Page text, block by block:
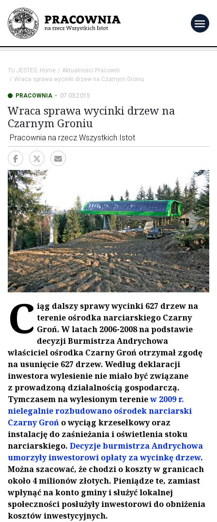
menu
TU JESTEŚ: Home
Aktualności Pracowni
Wraca sprawa wycinki drzew na Czarnym Groniu
PRACOWNIA 07.03.2015
Wraca sprawa wycinki drzew na
Czarnym Groniu
Pracownia na rzecz Wszystkich Istot
C iąg dalszy sprawy wycinki 627 drzew na
terenie ośrodka narciarskiego Czarny
Groń. W latach 2006-2008 na podstawie
decyzji Burmistrza Andrychowa
właściciel ośrodka Czarny Groń otrzymał zgodę
na usunięcie 627 drzew. Według deklaracji
inwestora wylesienie nie miało być związane
z prowadzoną działalnością gospodarczą.
Tymczasem na wylesionym tereniew 2009 r.
nielegalnie rozbudowano ośrodek narciarski
Czarny Groń o wyciąg krzesełkowy oraz
instalację do zaśnieżania i oświetlenia stoku
narciarskiego. Decyzje burmistrza Andrychowa
umorzyły inwestorowi opłaty za wycinkę drzew.
Można szacować, że chodzi o koszty w granicach
około 4 milionów złotych. Pieniądze te, zamiast
wpłynąć na konto gminy i służyć lokalnej
społeczności posłużyły inwestorowi do obniżenia
kosztów inwestycyjnych.